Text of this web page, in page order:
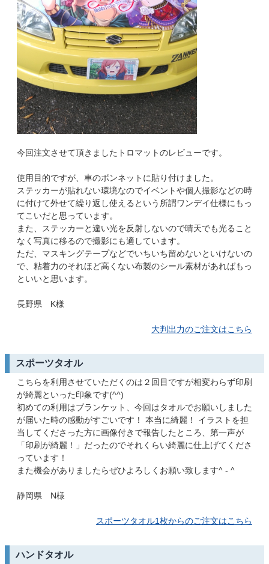
今回注文させて頂きましたトロマットのレビューです。
使用目的ですが、車のボンネットに貼り付けました。
ステッカーが貼れない環境なのでイベントや個人撮影などの時
に付けて外せて繰り返し使えるという所謂ワンデイ仕様にもっ
てこいだと思っています。
また、ステッカーと違い光を反射しないので晴天でも光ること
なく写真に移るので撮影にも適しています。
ただ、マスキングテープなどでいちいち留めないといけないの
で、粘着力のそれほど高くない布製のシール素材があればもっ
といいと思います。
長野県 K様
大判出力のご注文はこちら
スポーツタオル
こちらを利用させていただくのは２回目ですが相変わらず印刷
が綺麗といった印象です(^^)
初めての利用はブランケット、今回はタオルでお願いしました
が届いた時の感動がすごいです！ 本当に綺麗！ イラストを担
当してくださった方に画像付きで報告したところ、第一声が
「印刷が綺麗！」だったのでそれくらい綺麗に仕上げてくださ
っています！
また機会がありましたらぜひよろしくお願い致します^ - ^
静岡県 N様
スポーツタオル1枚からのご注文はこちら
ハンドタオル